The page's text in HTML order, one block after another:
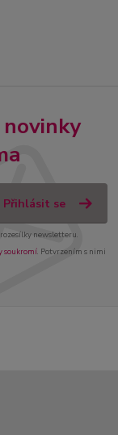
Přihlásit se
newsletteru.
soukromí. Potvrzením s nimi